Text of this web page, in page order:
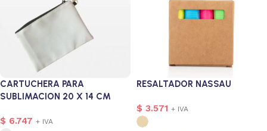
CARTUCHERA PARA
SUBLIMACION 20 X 14 CM
$ 6.747 + IVA
RESALTADOR NASSAU
$ 3.571 + IVA